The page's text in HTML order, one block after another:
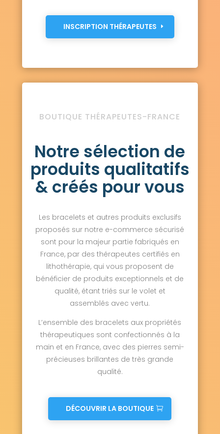
INSCRIPTION THÉRAPEUTES
BOUTIQUE THÉRAPEUTES-FRANCE
Notre sélection de
produits qualitatifs
& créés pour vous
Les bracelets et autres produits exclusifs
proposés sur notre e-commerce sécurisé
sont pour la majeur partie fabriqués en
France, par des thérapeutes certifiés en
lithothérapie, qui vous proposent de
bénéficier de produits exceptionnels et de
qualité, étant triés sur le volet et
assemblés avec vertu.
L’ensemble des bracelets aux propriétés
thérapeutiques sont confectionnés à la
main et en France, avec des pierres semi-
précieuses brillantes de très grande
qualité.
DÉCOUVRIR LA BOUTIQUE